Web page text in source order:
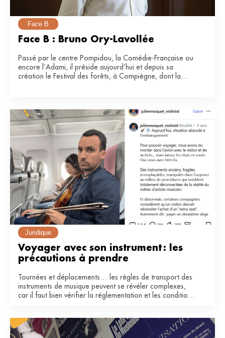
Face B
Face B : Bruno Ory-Lavollée
Passé par le centre Pompidou, la Comédie-Française ou
encore l’Adami, il préside aujourd’hui et depuis sa
création le Festival des forêts, à Compiègne, dont la
Juridique
Voyager avec son instrument : les
précautions à prendre
Tournées et déplacements… les règles de transport des
instruments de musique peuvent se révéler complexes,
car il faut bien vérifier la réglementation et les conditions